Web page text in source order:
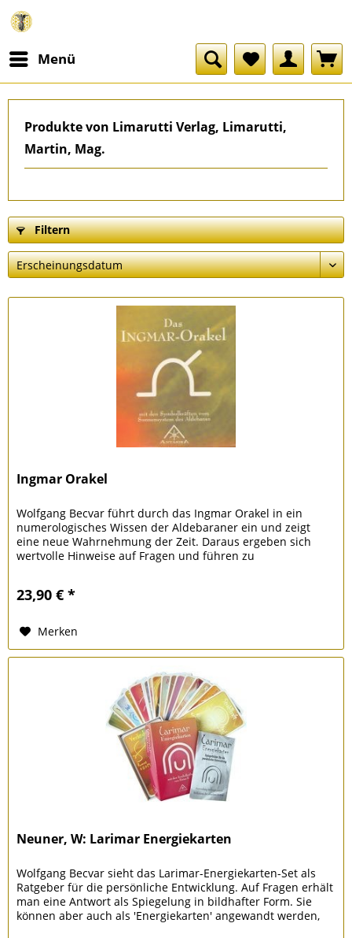
Menü
Produkte von Limarutti Verlag, Limarutti,
Martin, Mag.
Filtern
Ingmar Orakel
Wolfgang Becvar führt durch das Ingmar Orakel in ein
numerologisches Wissen der Aldebaraner ein und zeigt
eine neue Wahrnehmung der Zeit. Daraus ergeben sich
wertvolle Hinweise auf Fragen und führen zu
23,90 € *
Merken
Neuner, W: Larimar Energiekarten
Wolfgang Becvar sieht das Larimar-Energiekarten-Set als
Ratgeber für die persönliche Entwicklung. Auf Fragen erhält
man eine Antwort als Spiegelung in bildhafter Form. Sie
können aber auch als 'Energiekarten' angewandt werden,